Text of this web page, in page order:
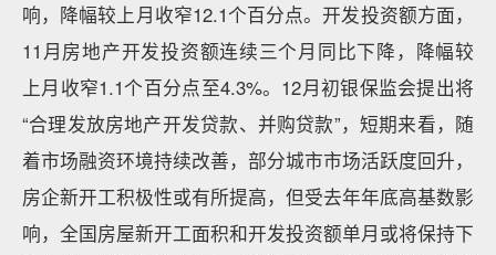
响，降幅较上月收窄12.1个百分点。开发投资额方面，
11月房地产开发投资额连续三个月同比下降，降幅较
上月收窄1.1个百分点至4.3%。12月初银保监会提出将
“合理发放房地产开发贷款、并购贷款”，短期来看，随
着市场融资环境持续改善，部分城市市场活跃度回升，
房企新开工积极性或有所提高，但受去年年底高基数影
响，全国房屋新开工面积和开发投资额单月或将保持下